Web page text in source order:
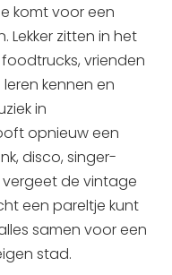
komt voor een
Lekker zitten in het
vrienden
kennen en
in
opnieuw een
disco, singer-
vergeet de vintage
een pareltje kunt
samen voor een
stad.